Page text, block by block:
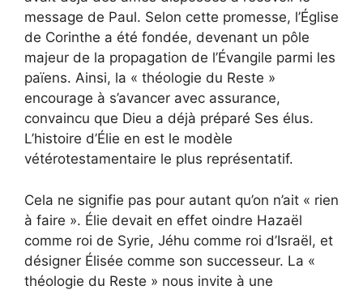
message de Paul. Selon cette promesse, l’Église
de Corinthe a été fondée, devenant un pôle
majeur de la propagation de l’Évangile parmi les
païens. Ainsi, la « théologie du Reste »
encourage à s’avancer avec assurance,
convaincu que Dieu a déjà préparé Ses élus.
L’histoire d’Élie en est le modèle
vétérotestamentaire le plus représentatif.
Cela ne signifie pas pour autant qu’on n’ait « rien
à faire ». Élie devait en effet oindre Hazaël
comme roi de Syrie, Jéhu comme roi d’Israël, et
désigner Élisée comme son successeur. La «
théologie du Reste » nous invite à une